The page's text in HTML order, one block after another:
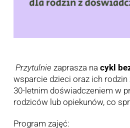
Przytulnie zaprasza na cykl
wsparcie dzieci oraz ich
30-letnim doświadczeniem w
rodziców lub opiekunów, co
Program zajęć: